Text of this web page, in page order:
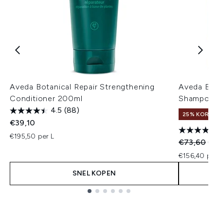
Aveda Botanical Repair Strengthening
Conditioner 200ml
4.5 (88)
€39,10
€195,50 per L
SNEL KOPEN
Aveda
Shampoo
25%
€73,60
€156,40